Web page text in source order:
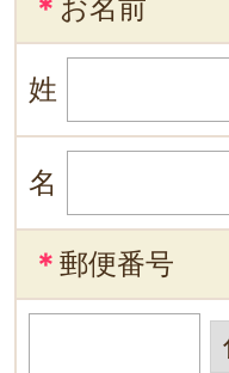
＊ お名前
姓
名
＊ 郵便番号